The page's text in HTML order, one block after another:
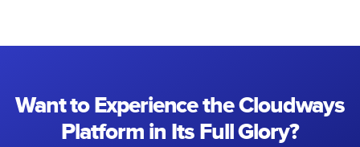
Want to Experience the Cloudways
Platform in Its Full Glory?